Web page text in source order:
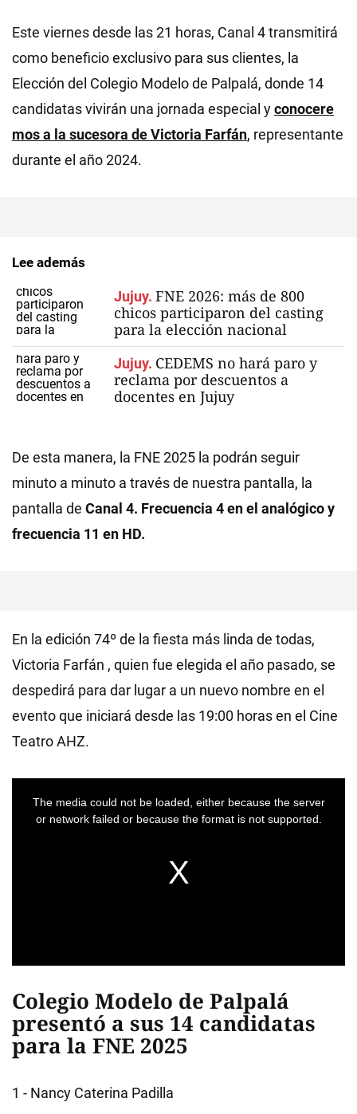
Este viernes desde las 21 horas, Canal 4 transmitirá
como beneficio exclusivo para sus clientes, la
Elección del Colegio Modelo de Palpalá, donde 14
candidatas vivirán una jornada especial yconocere
mos a la sucesora de Victoria Farfán, representante
durante el año 2024.
Lee además
Jujuy. FNE 2026: más de 800
chicos participaron del casting
para la elección nacional
Jujuy. CEDEMS no hará paro y
reclama por descuentos a
docentes en Jujuy
De esta manera, la FNE 2025 la podrán seguir
minuto a minuto a través de nuestra pantalla, la
pantalla de Canal 4. Frecuencia 4 en el analógico y
frecuencia 11 en HD.
En la edición 74º de la fiesta más linda de todas,
Victoria Farfán , quien fue elegida el año pasado, se
despedirá para dar lugar a un nuevo nombre en el
evento que iniciará desde las 19:00 horas en el Cine
Teatro AHZ.
Colegio Modelo de Palpalá
presentó a sus 14 candidatas
para la FNE 2025
1 - Nancy Caterina Padilla